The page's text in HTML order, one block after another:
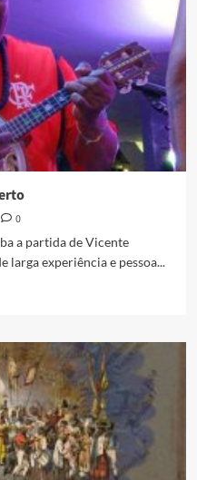
0
a partida de Vicente
larga experiência e pessoa...